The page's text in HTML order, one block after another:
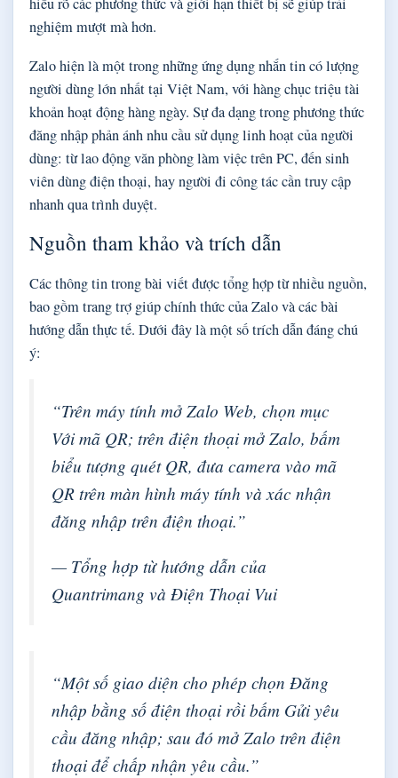
nghiệm mượt mà hơn.
Zalo hiện là một trong những ứng dụng nhắn tin có lượng
người dùng lớn nhất tại Việt Nam, với hàng chục triệu tài
khoản hoạt động hàng ngày. Sự đa dạng trong phương thức
đăng nhập phản ánh nhu cầu sử dụng linh hoạt của người
dùng: từ lao động văn phòng làm việc trên PC, đến sinh
viên dùng điện thoại, hay người đi công tác cần truy cập
nhanh qua trình duyệt.
Nguồn tham khảo và trích dẫn
Các thông tin trong bài viết được tổng hợp từ nhiều nguồn,
bao gồm trang trợ giúp chính thức của Zalo và các bài
hướng dẫn thực tế. Dưới đây là một số trích dẫn đáng chú
ý:
“Trên máy tính mở Zalo Web, chọn mục
Với mã QR; trên điện thoại mở Zalo, bấm
biểu tượng quét QR, đưa camera vào mã
QR trên màn hình máy tính và xác nhận
đăng nhập trên điện thoại.”
— Tổng hợp từ hướng dẫn của
Quantrimang và Điện Thoại Vui
“Một số giao diện cho phép chọn Đăng
nhập bằng số điện thoại rồi bấm Gửi yêu
cầu đăng nhập; sau đó mở Zalo trên điện
thoại để chấp nhận yêu cầu.”